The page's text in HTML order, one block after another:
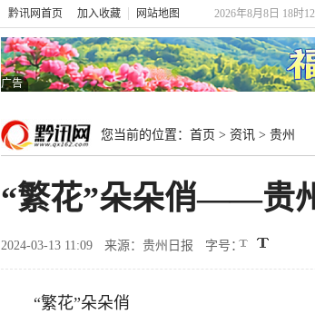
黔讯网首页 加入收藏 网站地图 2026年8月8日 18时
广告
您当前的位置： 首页 > 资讯 > 贵州
“繁花”朵朵俏——贵
2024-03-13 11:09 来源：贵州日报 字号：
“繁花”朵朵俏